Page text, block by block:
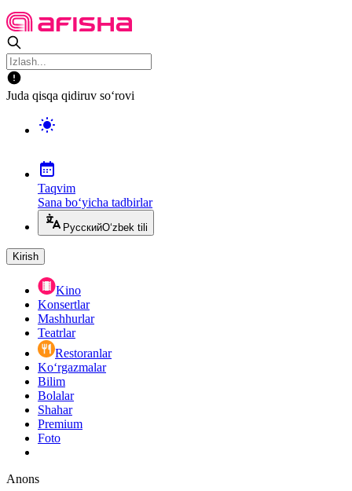
Juda qisqa qidiruv so‘rovi
Taqvim
Sana bo‘yicha tadbirlar
РусскийO‘zbek tili
Kirish
Kino
Konsertlar
Mashhurlar
Teatrlar
Restoranlar
Ko‘rgazmalar
Bilim
Bolalar
Shahar
Premium
Foto
Anons